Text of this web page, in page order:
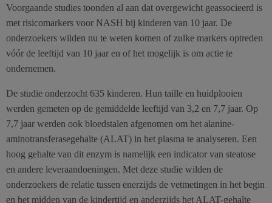
Voorgaande studies toonden al aan dat overgewicht geassocieerd is
met risicomarkers voor NASH bij kinderen van 10 jaar. De
onderzoekers wilden nu te weten komen of zulke markers optreden
vóór de leeftijd van 10 jaar en of het mogelijk is om actie te
ondernemen.
De studie onderzocht 635 kinderen. Hun taille en huidplooien
werden gemeten op de gemiddelde leeftijd van 3,2 en 7,7 jaar. Op
7,7 jaar werden ook bloedstalen afgenomen om het alanine-
aminotransferasegehalte (ALAT) in het plasma te analyseren. Een
hoog gehalte van dit enzym is namelijk een indicator van steatose
en andere leveraandoeningen. Met deze studie wilden de
onderzoekers de relatie tussen enerzijds de vetmetingen in het begin
en het midden van de kindertijd en anderzijds het ALAT-gehalte